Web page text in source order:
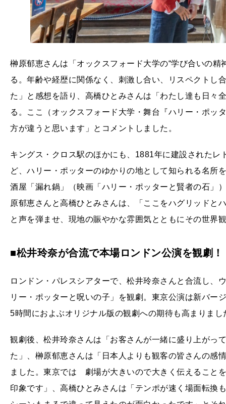
榊原郁恵さんは「オックスフォード大学の“学び合いの
る。年齢や経歴に関係なく、刺激し合い、リスペクトし
た」と感想を語り、高橋ひとみさんは「わたし達も日々
る。ここ（オックスフォード大学・舞台『ハリー・ポッ
方が違うと思います」とコメントしました。
キングス・クロス駅のほかにも、1881年に建設された
ど、ハリー・ポッターのゆかりの地として知られる名所
酒屋「漏れ鍋」（映画「ハリー・ポッターと賢者の石」
原郁恵さんと高橋ひとみさんは、「ここをハグリッドと
と声を弾ませ、現地の賑やかな雰囲気とともにその世界
■松井玲奈が合流で本場ロンドン公演を観劇！
ロンドン・パレスシアターで、松井玲奈さんと合流し、
リー・ポッターと呪いの子」を観劇。東京公演は新バー
5時間におよぶオリジナル版の観劇への期待も高まりまし
観劇後、松井玲奈さんは「お客さんが一緒に盛り上がっ
た」、榊原郁恵さんは「日本人よりも観客の皆さんの感
ました。東京では 劇場が大きいので大きく伝えること
印象です」、高橋ひとみさんは「テンポが速く場面転換